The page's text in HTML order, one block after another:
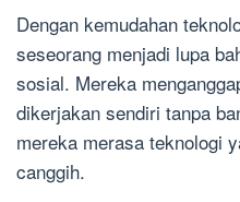
Dengan kemudahan
seseorang menjadi lupa
sosial. Mereka
dikerjakan sendiri tanpa
mereka merasa teknologi
canggih.